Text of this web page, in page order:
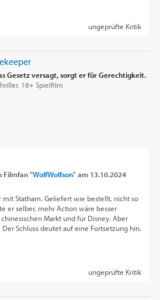
ungeprüfte Kritik
Gesetz versagt, sorgt er für Gerechtigkeit.
18+ Spielfilm
Filmfan "WolfWolfson"am 13.10.2024
mit Statham. Geliefert wie bestellt, nicht so
er selber, mehr Action wäre besser
Markt und für Disney. Aber
Schluss deutet auf eine Fortsetzung hin.
ungeprüfte Kritik